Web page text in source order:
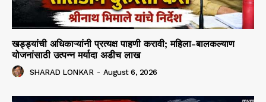
खड्ड्यांची अधिकाऱ्यांनी प्रत्यक्ष पाहणी करावी; महिला-बालकल्याण
योजनांसाठी उत्पन्न मर्यादा अडीच लाख
SHARAD LONKAR - August 6, 2026